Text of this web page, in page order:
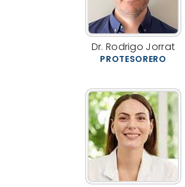
Dr. Rodrigo Jorrat
PROTESORERO